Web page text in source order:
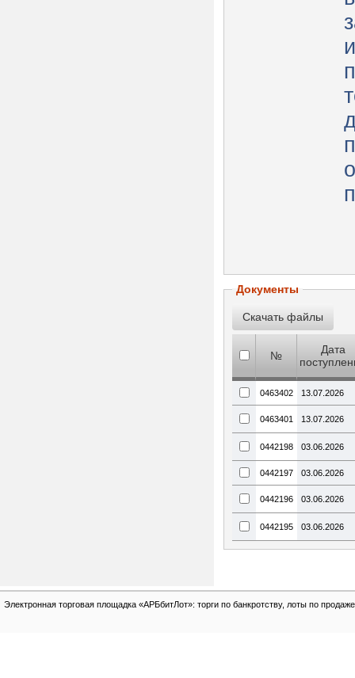
Документы
№
Дата
0463402 13.07.2026
0463401 13.07.2026
0442198 03.06.2026
0442197 03.06.2026
0442196 03.06.2026
0442195 03.06.2026
Электронная торговая площадка «АРБбитЛот»: торги по банкротству, лоты по